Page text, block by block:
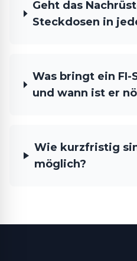
Geht das
Steckdosen in
Was bringt ein FI-
und wann ist er
Wie kurzfristig
möglich?